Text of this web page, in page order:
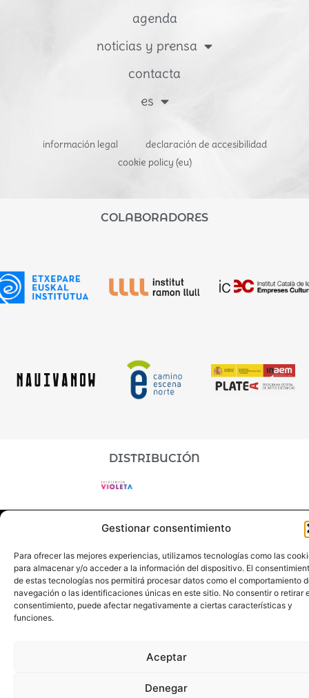
Gestionar consentimiento
Para ofrecer las mejores experiencias, utilizamos tecnologías como las
para almacenar y/o acceder a la información del dispositivo. El
de estas tecnologías nos permitirá procesar datos como el comportamiento
navegación o las identificaciones únicas en este sitio. No consentir o retirar
consentimiento, puede afectar negativamente a ciertas características y
funciones.
Aceptar
Denegar
agenda
noticias y prensa
contacta
es
información legal
declaración de accesibilidad
cookie policy (eu)
COLABORADORES
DISTRIBUCIÓN
Aboon Teatro©2026 | Disseny + Programació Nimia
Comunicación